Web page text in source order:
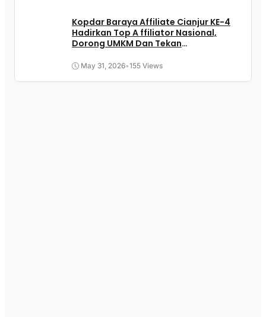
Kopdar Baraya Affiliate Cianjur KE-4
Hadirkan Top A ffiliator Nasional,
Dorong UMKM Dan Tekan
May 31, 2026•155 Views